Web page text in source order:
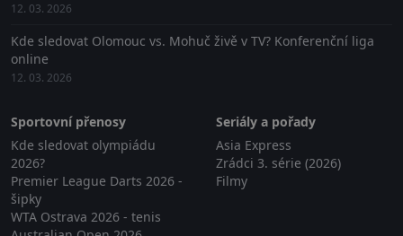
12. 03. 2026
Kde sledovat Olomouc vs. Mohuč živě v TV? Konferenční liga
online
12. 03. 2026
Sportovní přenosy
Kde sledovat olympiádu
2026?
Premier League Darts 2026 -
šipky
WTA Ostrava 2026 - tenis
Seriály a pořady
Asia Express
Zrádci 3. série (2026)
Filmy